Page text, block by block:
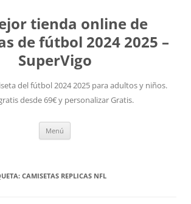
tienda online de
de fútbol 2024 2025 –
SuperVigo
del fútbol 2024 2025 para adultos y niños.
desde 69€ y personalizar Gratis.
Menú
CAMISETAS REPLICAS NFL